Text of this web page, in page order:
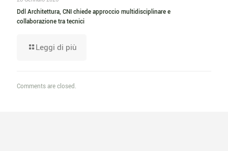
Ddl Architettura, CNI chiede approccio multidisciplinare e
collaborazione tra tecnici
Leggi di più
Comments are closed.